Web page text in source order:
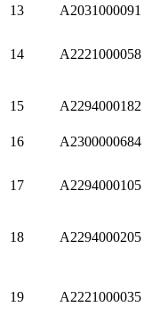
13
A2031000091
14 A2221000058
15 A2294000182
16 A2300000684
17 A2294000105
18 A2294000205
19 A2221000035